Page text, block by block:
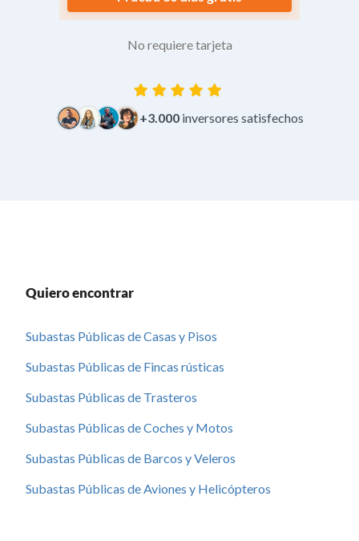
No requiere tarjeta
+3.000inversores satisfechos
Quiero encontrar
Subastas Públicas de Casas y Pisos
Subastas Públicas de Fincas rústicas
Subastas Públicas de Trasteros
Subastas Públicas de Coches y Motos
Subastas Públicas de Barcos y Veleros
Subastas Públicas de Aviones y Helicópteros